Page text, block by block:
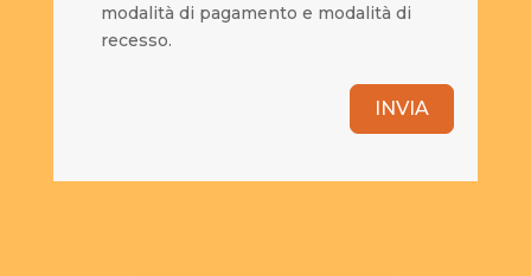
modalità di pagamento e modalità di
recesso.
INVIA